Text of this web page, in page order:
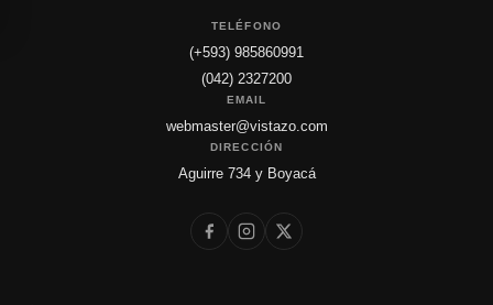
TELÉFONO
(+593) 985860991
(042) 2327200
EMAIL
webmaster@vistazo.com
DIRECCIÓN
Aguirre 734 y Boyacá